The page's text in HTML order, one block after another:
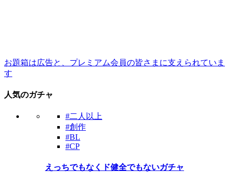
お題箱は広告と、プレミアム会員の皆さまに支えられていま
す
人気のガチャ
#二人以上
#創作
#BL
#CP
えっちでもなくド健全でもないガチャ